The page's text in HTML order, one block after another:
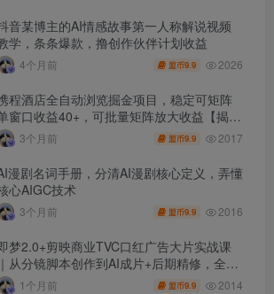
音某博主的AI情感故事第一人称解说视频
学，条条爆款，撸创作伙伴计划收益
4个月前 盟币9.9 2026
程酒店全自动浏览掘金项目，稳定可矩阵
窗口收益40+，可批量矩阵放大收益【揭
】3个月前 盟币9.9 2017
漫剧名词手册，分清AI漫剧核心定义，弄懂
心AIGC技术
3个月前 盟币9.9 2016
梦2.0+剪映商业TVC口红广告大片实战课
｜从分镜脚本创作到AI成片+后期精修，全流
打造品牌级产品广告
1个月前 盟币9.9 2014